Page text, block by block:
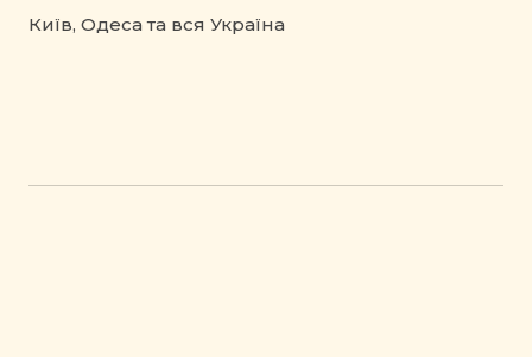
Київ, Одеса та вся Україна